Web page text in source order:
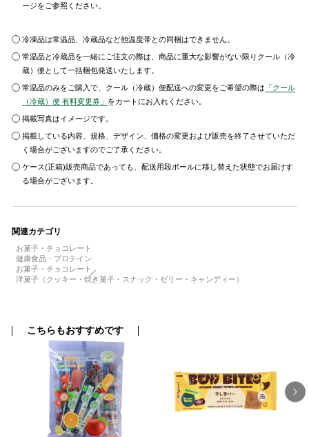
ージをご参照ください。
冷凍品は常温品、冷蔵品など他温度帯との同梱はできません。
常温品と冷蔵品を一緒にご注文の際は、商品に重大な影響がない限りクール（冷
蔵）便として一括梱包発送いたします。
常温品のみをご購入で、クール（冷蔵）便配送への変更をご希望の際は 「クール
（冷蔵）便 有料変更券」 をカートにお入れください。
掲載写真はイメージです。
掲載している内容、規格、デザイン、価格の変更および販売を終了させていただ
く場合がございますのでご了承ください。
ケース(正箱)販売商品であっても、配送用段ボールに移し替えた状態でお届けす
る場合がございます。
関連カテゴリ
お菓子・チョコレート
健康食品・プロテイン
お菓子・チョコレート
洋菓子（クッキー・焼き菓子・スナック・ゼリー・キャンディー）
こちらもおすすめです